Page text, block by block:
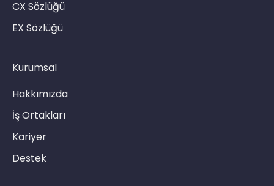
CX Sözlüğü
EX Sözlüğü
Kurumsal
Hakkımızda
İş Ortakları
Kariyer
Destek